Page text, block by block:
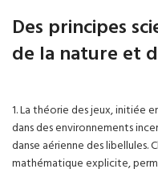
Des principes
de la nature et
1. La théorie des jeux, initiée
dans des environnements
danse aérienne des libellules.
mathématique explicite,